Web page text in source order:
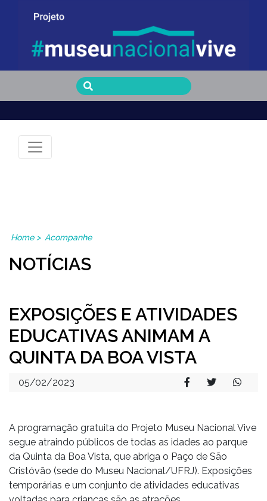
Museu Nacional Vive
Home> Acompanhe
NOTÍCIAS
EXPOSIÇÕES E ATIVIDADES
EDUCATIVAS ANIMAM A
QUINTA DA BOA VISTA
05/02/2023
A programação gratuita do Projeto Museu Nacional Vive
segue atraindo públicos de todas as idades ao parque
da Quinta da Boa Vista, que abriga o Paço de São
Cristóvão (sede do Museu Nacional/UFRJ). Exposições
temporárias e um conjunto de atividades educativas